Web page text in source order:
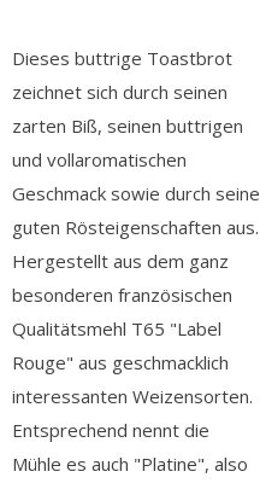
Dieses buttrige Toastbrot
zeichnet sich durch seinen
zarten Biß, seinen buttrigen
und vollaromatischen
Geschmack sowie durch seine
guten Rösteigenschaften aus.
Hergestellt aus dem ganz
besonderen französischen
Qualitätsmehl T65 "Label
Rouge" aus geschmacklich
interessanten Weizensorten.
Entsprechend nennt die
Mühle es auch "Platine", also